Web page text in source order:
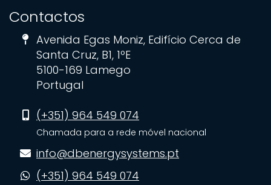
Contactos
Avenida Egas Moniz, Edifício Cerca de
Santa Cruz, B1, 1ºE
5100-169 Lamego
Portugal
(+351) 964 549 074
Chamada para a rede móvel nacional
info@dbenergysystems.pt
(+351) 964 549 074